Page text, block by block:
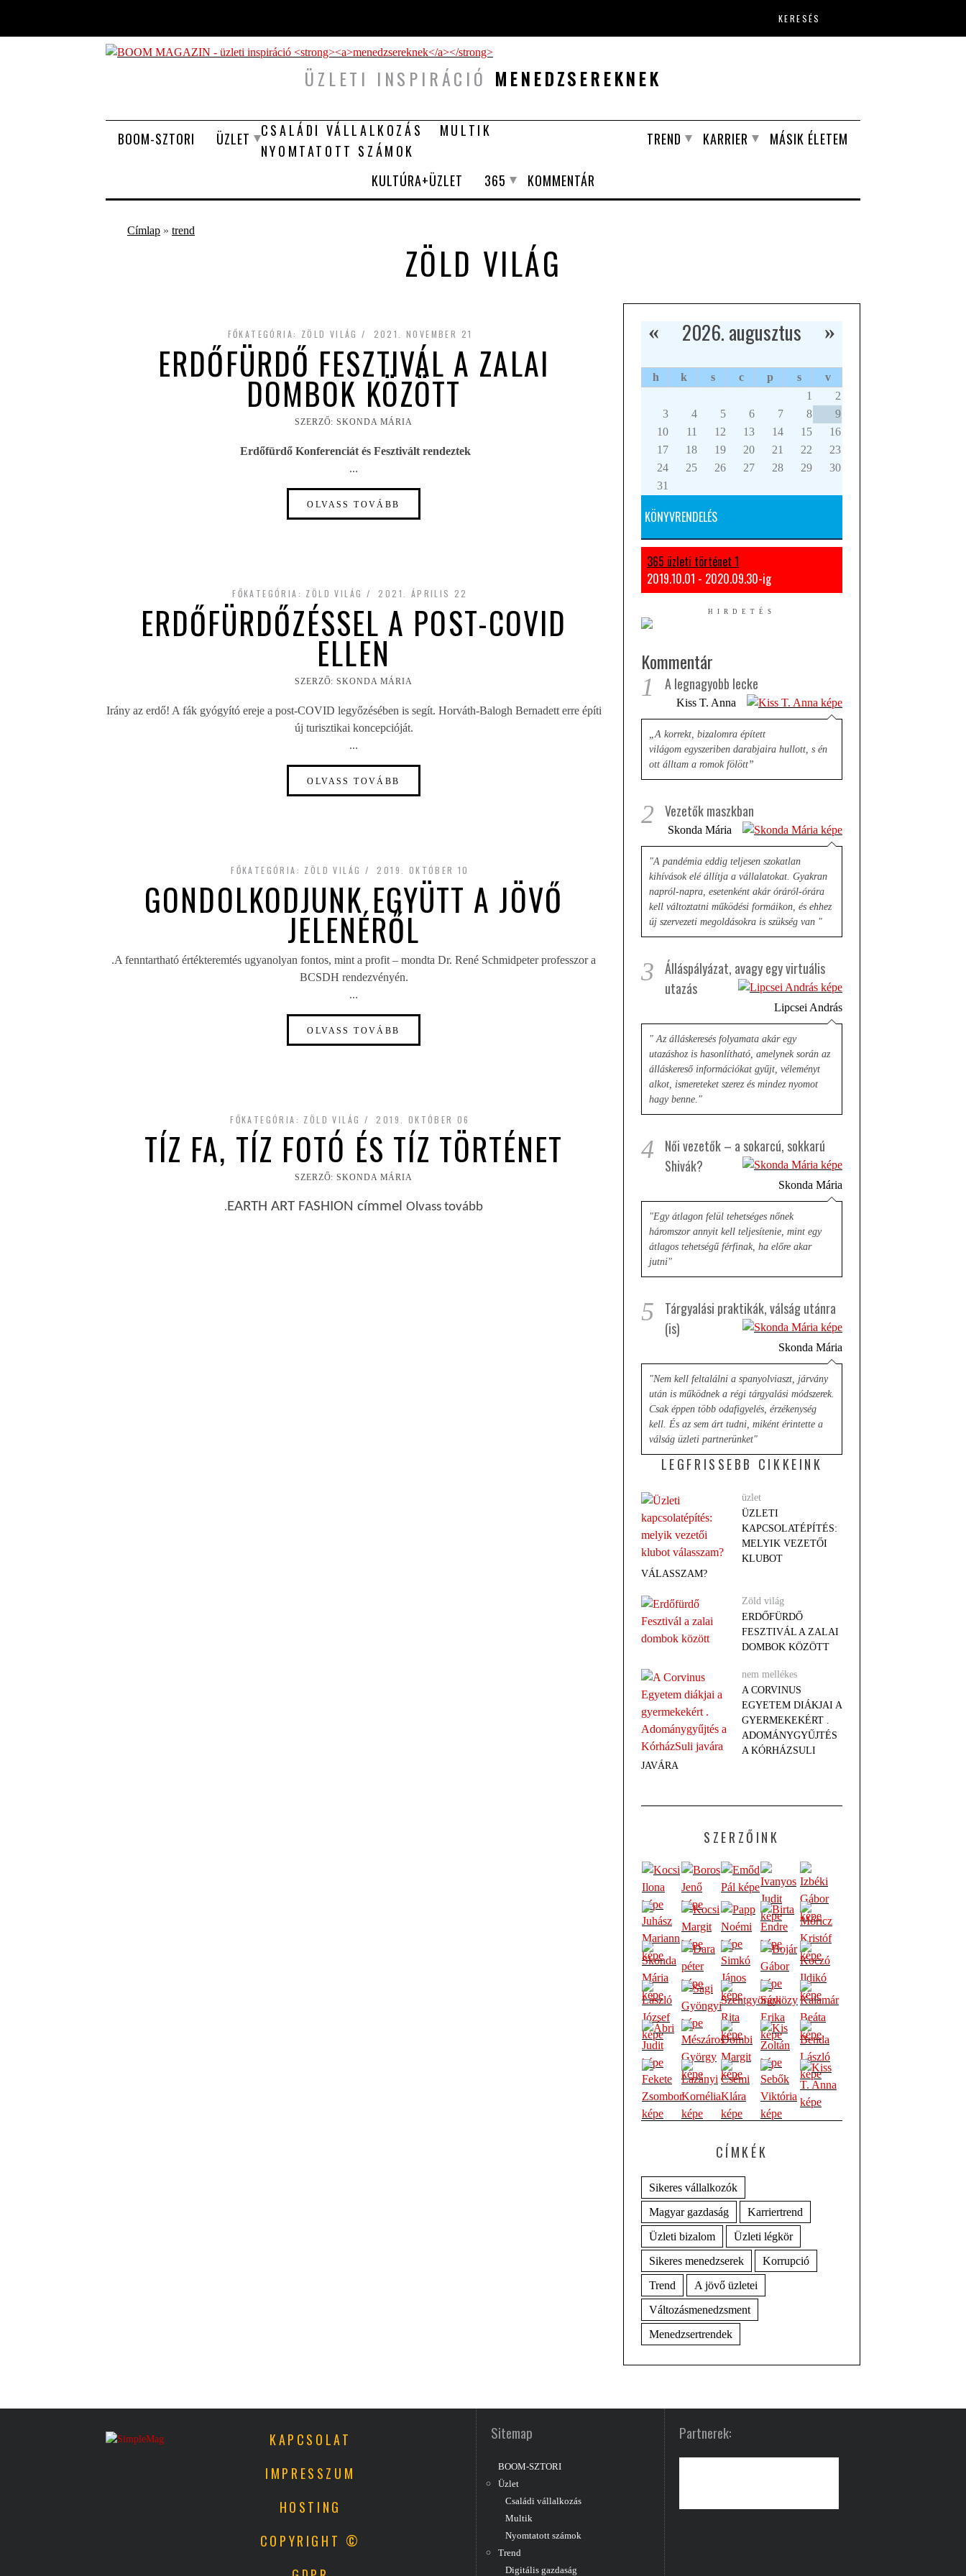
Keresés űrlap
ÜZLETI INSPIRÁCIÓ MENEDZSEREKNEK
BOOM-SZTORI ÜZLET CSALÁDI VÁLLALKOZÁS
MULTIK
NYOMTATOTT SZÁMOK
TREND KARRIER MÁSIK ÉLETEM
KULTÚRA+ÜZLET 365 KOMMENTÁR
Jelenlegi hely
Címlap » trend
ZÖLD VILÁG
FŐKATEGÓRIA: ZÖLD VILÁG 2021. NOVEMBER 21
ERDŐFÜRDŐ FESZTIVÁL A ZALAI
DOMBOK KÖZÖTT
SZERZŐ: SKONDA MÁRIA
Erdőfürdő Konferenciát és Fesztivált rendeztek
...
OLVASS TOVÁBB
FŐKATEGÓRIA: ZÖLD VILÁG 2021. ÁPRILIS 22
ERDŐFÜRDŐZÉSSEL A POST-COVID
ELLEN
SZERZŐ: SKONDA MÁRIA
Irány az erdő! A fák gyógyító ereje a post-COVID legyőzésében is segít. Horváth-Balogh Bernadett erre építi
új turisztikai koncepcióját.
...
OLVASS TOVÁBB
FŐKATEGÓRIA: ZÖLD VILÁG 2019. OKTÓBER 10
GONDOLKODJUNK EGYÜTT A JÖVŐ
JELENÉRŐL
.A fenntartható értékteremtés ugyanolyan fontos, mint a profit – mondta Dr. René Schmidpeter professzor a
BCSDH rendezvényén.
...
OLVASS TOVÁBB
FŐKATEGÓRIA: ZÖLD VILÁG 2019. OKTÓBER 06
TÍZ FA, TÍZ FOTÓ ÉS TÍZ TÖRTÉNET
SZERZŐ: SKONDA MÁRIA
. EARTH ART FASHION címmel Olvass tovább
2026. augusztus
« »
h k s c p s
v
1
2
3
4 5 6 7 8
9
10
11 12 13 14 15
16
17
18 19 20 21 22
23
24
25 26 27 28 29
30
31
KÖNYVRENDELÉS
365 üzleti történet 1
2019.10.01 - 2020.09.30-ig
Kommentár
1 A legnagyobb lecke
Kiss T. Anna
„A korrekt, bizalomra épített
világom egyszeriben darabjaira hullott, s én
ott álltam a romok fölött”
2 Vezetők maszkban
Skonda Mária
"A pandémia eddig teljesen szokatlan
kihívások elé állítja a vállalatokat. Gyakran
napról-napra, esetenként akár óráról-órára
kell változtatni működési formáikon, és ehhez
új szervezeti megoldásokra is szükség van "
3
Álláspályázat, avagy egy virtuális
utazás
Lipcsei András
" Az álláskeresés folyamata akár egy
utazáshoz is hasonlítható, amelynek során az
álláskereső információkat gyűjt, véleményt
alkot, ismereteket szerez és mindez nyomot
hagy benne."
4
Női vezetők – a sokarcú, sokkarú
Shivák?
Skonda Mária
"Egy átlagon felül tehetséges nőnek
háromszor annyit kell teljesítenie, mint egy
átlagos tehetségű férfinak, ha előre akar
jutni"
5
Tárgyalási praktikák, válság utánra
(is)
Skonda Mária
"Nem kell feltalálni a spanyolviaszt, járvány
után is működnek a régi tárgyalási módszerek.
Csak éppen több odafigyelés, érzékenység
kell. És az sem árt tudni, miként érintette a
válság üzleti partnerünket"
LEGFRISSEBB CIKKEINK
üzlet
ÜZLETI
KAPCSOLATÉPÍTÉS:
MELYIK VEZETŐI
KLUBOT
VÁLASSZAM?
Zöld világ
ERDŐFÜRDŐ
FESZTIVÁL A ZALAI
DOMBOK KÖZÖTT
nem mellékes
A CORVINUS
EGYETEM DIÁKJAI A
GYERMEKEKÉRT .
ADOMÁNYGYŰJTÉS
A KÓRHÁZSULI
JAVÁRA
SZERZŐINK
CÍMKÉK
Sikeres vállalkozók
Magyar gazdaság
Karriertrend
Üzleti bizalom
Üzleti légkör
Sikeres menedzserek
Korrupció
Trend
A jövő üzletei
Változásmenedzsment
Menedzsertrendek
KAPCSOLAT
IMPRESSZUM
HOSTING
COPYRIGHT ©
Sitemap
BOOM-SZTORI
Üzlet
Családi vállalkozás
Multik
Nyomtatott számok
Trend
Digitális gazdaság
Partnerek: